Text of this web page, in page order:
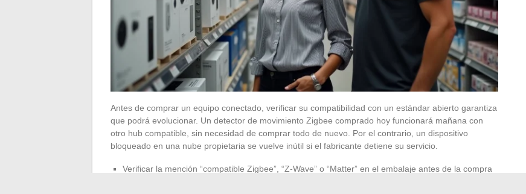
Antes de comprar un equipo conectado, verificar su compatibilidad con un estándar abierto garantiza
que podrá evolucionar. Un detector de movimiento Zigbee comprado hoy funcionará mañana con
otro hub compatible, sin necesidad de comprar todo de nuevo. Por el contrario, un dispositivo
bloqueado en una nube propietaria se vuelve inútil si el fabricante detiene su servicio.
Verificar la mención “compatible Zigbee”, “Z-Wave” o “Matter” en el embalaje antes de la compra